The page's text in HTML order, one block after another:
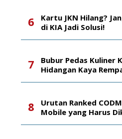
Kartu JKN Hilang?
di KIA Jadi Solusi!
Bubur Pedas Kuliner
Hidangan Kaya
Urutan Ranked
Mobile yang Harus